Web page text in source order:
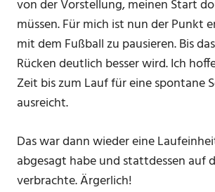
von der Vorstellung, meinen Start
müssen. Für mich ist nun der Punkt
mit dem Fußball zu pausieren. Bis
Rücken deutlich besser wird. Ich
Zeit bis zum Lauf für eine spontane
ausreicht.
Das war dann wieder eine
abgesagt habe und stattdessen auf
verbrachte. Ärgerlich!